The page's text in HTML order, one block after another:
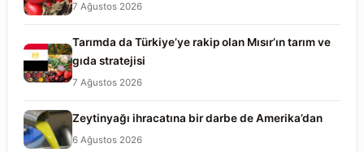
7 Ağustos 2026
Tarımda da Türkiye’ye rakip olan Mısır’ın tarım ve
gıda stratejisi
7 Ağustos 2026
Zeytinyağı ihracatına bir darbe de Amerika’dan
6 Ağustos 2026